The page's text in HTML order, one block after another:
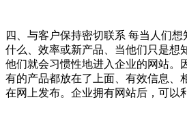
四、与客户保持密切联系 每当人们
什么、效率或新产品、当他们只是想
他们就会习惯性地进入企业的网站。
有的产品都放在了上面、有效信息、
在网上发布。企业拥有网站后，可以